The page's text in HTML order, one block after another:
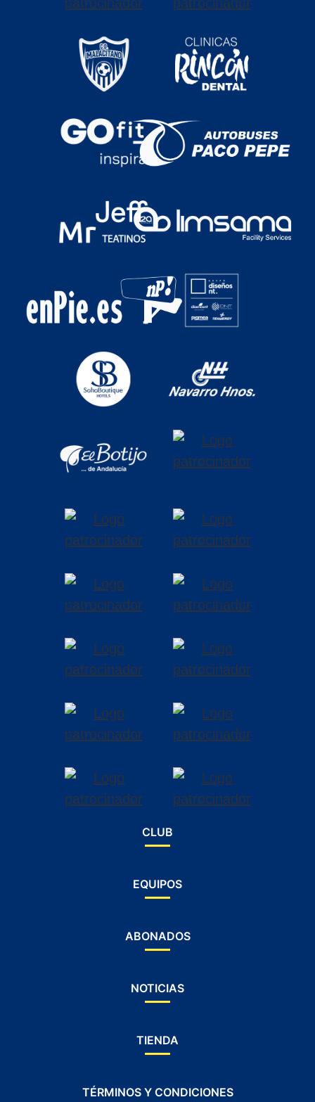
CLUB
EQUIPOS
ABONADOS
NOTICIAS
TIENDA
TÉRMINOS Y CONDICIONES